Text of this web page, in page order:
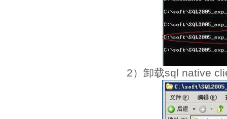
2）卸载sql native